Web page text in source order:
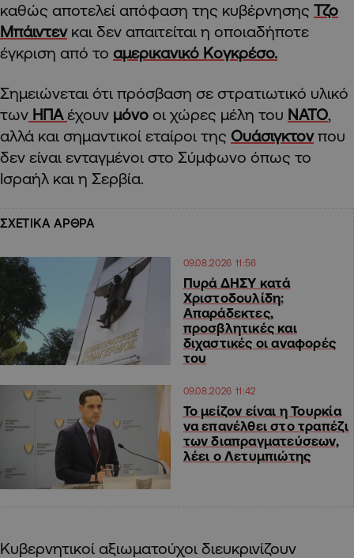
καθώς αποτελεί απόφαση της κυβέρνησης Τζο
Μπάιντενκαι δεν απαιτείται η οποιαδήποτε
έγκριση από το αμερικανικό Κογκρέσο.
Σημειώνεται ότι πρόσβαση σε στρατιωτικό υλικό
των ΗΠΑέχουν μόνο οι χώρες μέλη του ΝΑΤΟ,
αλλά και σημαντικοί εταίροι της Ουάσιγκτονπου
δεν είναι ενταγμένοι στο Σύμφωνο όπως το
Ισραήλ και η Σερβία.
ΣΧΕΤΙΚΑ ΑΡΘΡΑ
09.08.2026 11:56
Πυρά ΔΗΣΥ κατά
Χριστοδουλίδη:
Απαράδεκτες,
προσβλητικές και
διχαστικές οι αναφορές
του
09.08.2026 11:42
Το μείζον είναι η Τουρκία
να επανέλθει στο τραπέζι
των διαπραγματεύσεων,
λέει ο Λετυμπιώτης
Κυβερνητικοί αξιωματούχοι διευκρινίζουν